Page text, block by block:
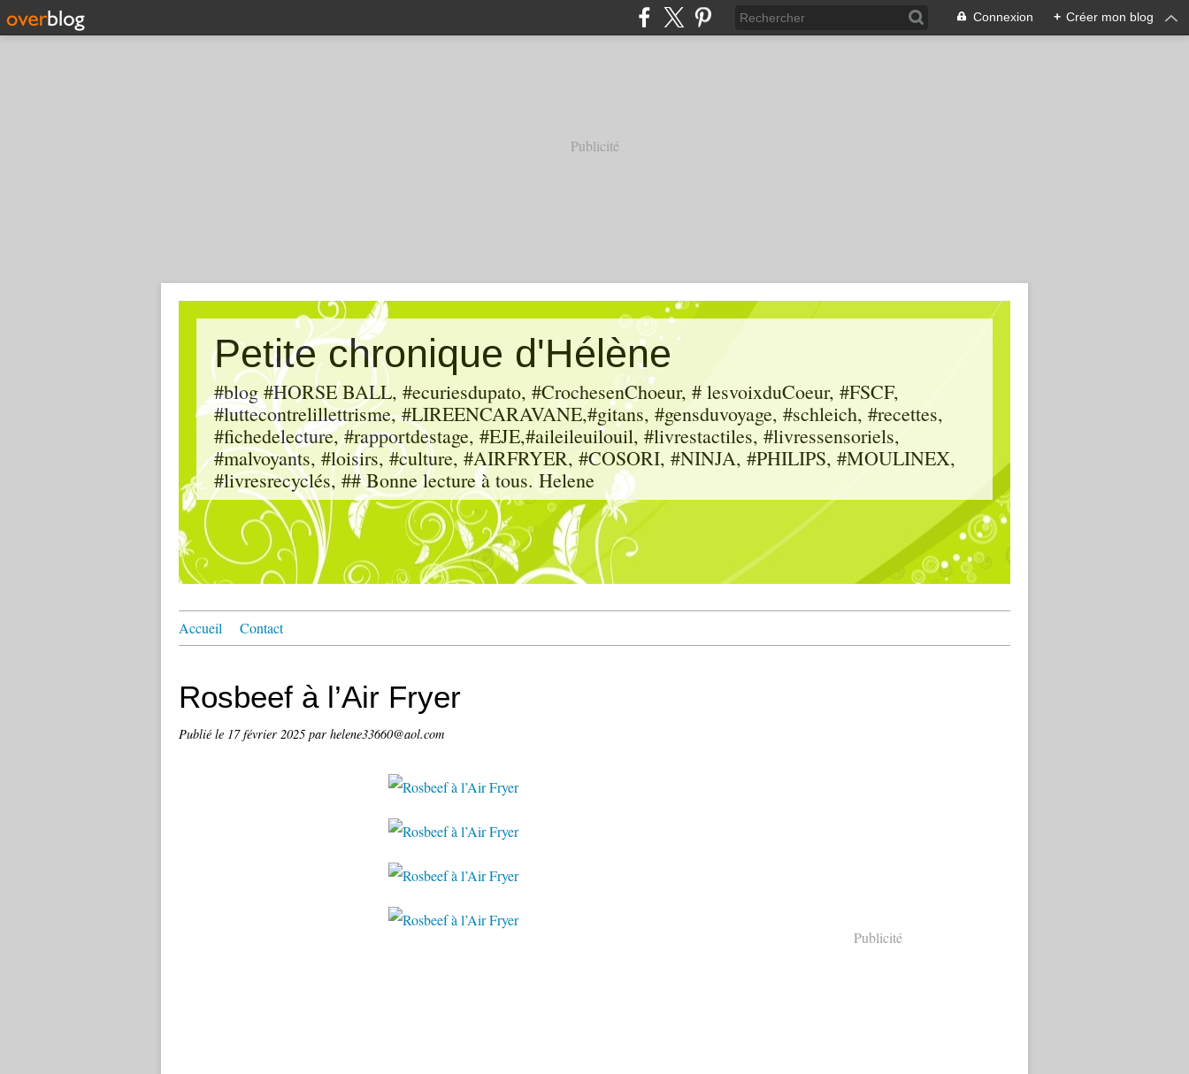
Connexion + Créer mon blog
Publicité
Petite chronique d'Hélène
#blog #HORSE BALL, #ecuriesdupato, #CrochesenChoeur, # lesvoixduCoeur, #FSCF,
#luttecontrelillettrisme, #LIREENCARAVANE,#gitans, #gensduvoyage, #schleich, #recettes,
#fichedelecture, #rapportdestage, #EJE,#aileileuilouil, #livrestactiles, #livressensoriels,
#malvoyants, #loisirs, #culture, #AIRFRYER, #COSORI, #NINJA, #PHILIPS, #MOULINEX,
#livresrecyclés, ## Bonne lecture à tous. Helene
Accueil Contact
Rosbeef à l’Air Fryer
Publié le 17 février 2025 par helene33660@aol.com
Publicité